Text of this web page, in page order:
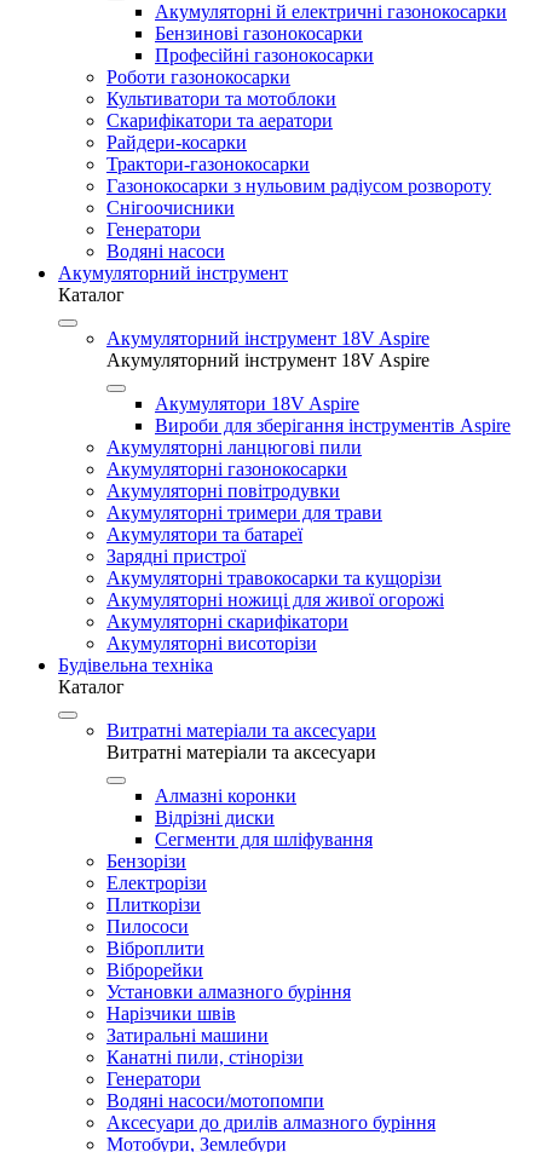
Акумуляторні й електричні газонокосарки
Бензинові газонокосарки
Професійні газонокосарки
Роботи газонокосарки
Культиватори та мотоблоки
Скарифікатори та аератори
Райдери-косарки
Трактори-газонокосарки
Газонокосарки з нульовим радіусом розвороту
Снігоочисники
Генератори
Водяні насоси
Акумуляторний інструмент
Каталог
Акумуляторний інструмент 18V Aspire
Акумуляторний інструмент 18V Aspire
Акумулятори 18V Aspire
Вироби для зберігання інструментів Aspire
Акумуляторні ланцюгові пили
Акумуляторні газонокосарки
Акумуляторні повітродувки
Акумуляторні тримери для трави
Акумулятори та батареї
Зарядні пристрої
Акумуляторні травокосарки та кущорізи
Акумуляторні ножиці для живої огорожі
Акумуляторні скарифікатори
Акумуляторні висоторізи
Будівельна техніка
Каталог
Витратні матеріали та аксесуари
Витратні матеріали та аксесуари
Алмазні коронки
Відрізні диски
Сегменти для шліфування
Бензорізи
Електрорізи
Плиткорізи
Пилососи
Віброплити
Віброрейки
Установки алмазного буріння
Нарізчики швів
Затиральні машини
Канатні пили, стінорізи
Генератори
Водяні насоси/мотопомпи
Аксесуари до дрилів алмазного буріння
Мотобури, Землебури